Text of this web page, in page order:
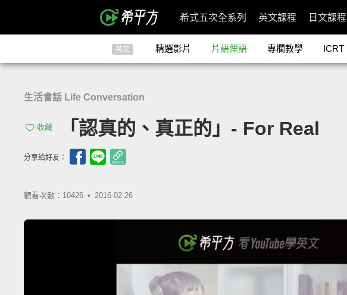
希式五次全系列 英文課程 日文課程
英文 精選影片 片語俚語 專欄教學 ICRT
生活會話 Life Conversation
收藏 「認真的、真正的」- For Real
分享給好友：
觀看次數：10426 • 2016-02-26